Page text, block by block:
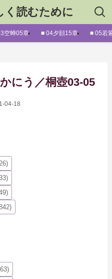
く読むために
空蝉05章 ■ 04夕顔15章 ■ 05若
にう／桐壺03-05
04-18